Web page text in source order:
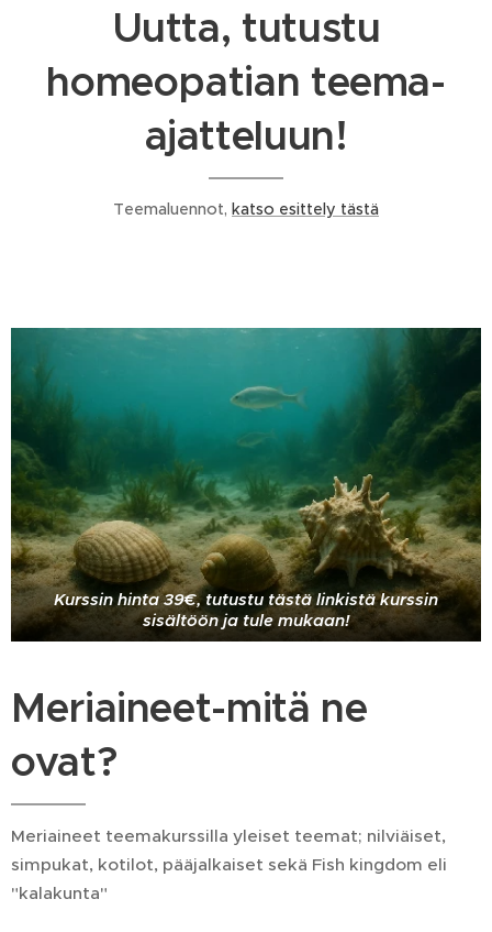
Uutta, tutustu
homeopatian teema-
ajatteluun!
Teemaluennot, katso esittely tästä
Kurssin hinta 39€, tutustu tästä linkistä kurssin
sisältöön ja tule mukaan!
Meriaineet-mitä ne
ovat?
Meriaineet teemakurssilla yleiset teemat; nilviäiset,
simpukat, kotilot, pääjalkaiset sekä Fish kingdom eli
"kalakunta"